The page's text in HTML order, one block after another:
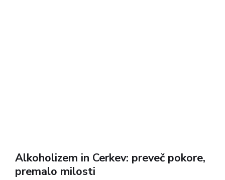
Alkoholizem in Cerkev: preveč pokore,
premalo milosti